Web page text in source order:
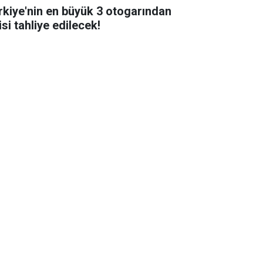
en büyük 3 otogarından
tahliye edilecek!